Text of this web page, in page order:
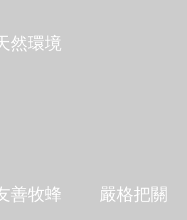
然環境
善牧蜂 嚴格把關